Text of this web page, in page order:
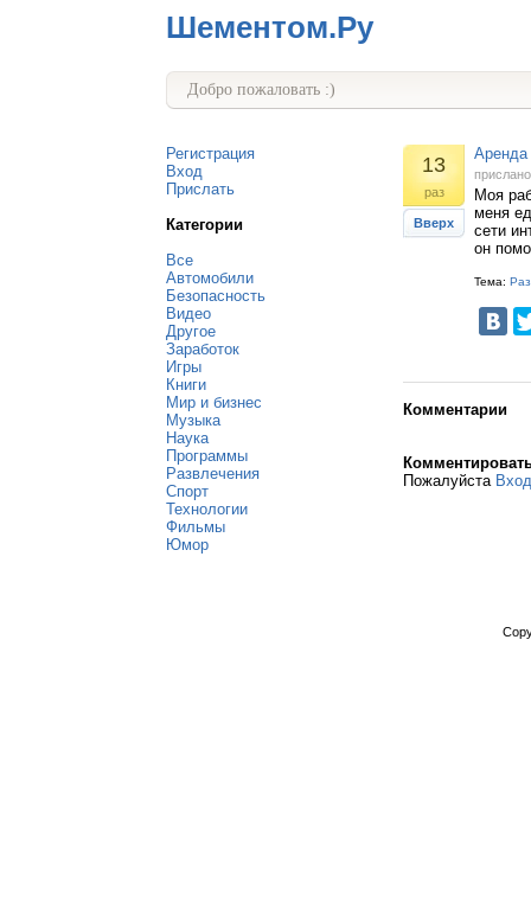
Шементом.Ру
Добро пожаловать :)
Регистрация
Вход
Прислать
Категории
Все
Автомобили
Безопасность
Видео
Другое
Заработок
Игры
Книги
Мир и бизнес
Музыка
Наука
Программы
Развлечения
Спорт
Технологии
Фильмы
Юмор
13
раз
Вверх
Аренда
Моя
меня
сети
он
Тема:
Комментарии
Пожалуйста Вход